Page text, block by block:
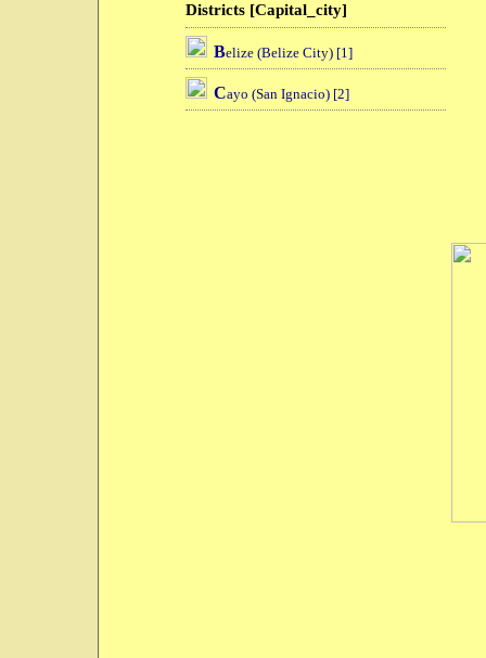
Districts [Capital_city]
Belize (Belize City) [1]
Cayo (San Ignacio) [2]